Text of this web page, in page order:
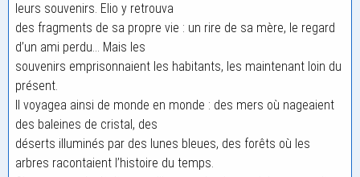
leurs souvenirs. Elio y retrouva
des fragments de sa propre vie : un rire de sa mère, le regard
d’un ami perdu… Mais les
souvenirs emprisonnaient les habitants, les maintenant loin du
présent.
Il voyagea ainsi de monde en monde : des mers où nageaient
des baleines de cristal, des
déserts illuminés par des lunes bleues, des forêts où les
arbres racontaient l’histoire du temps.